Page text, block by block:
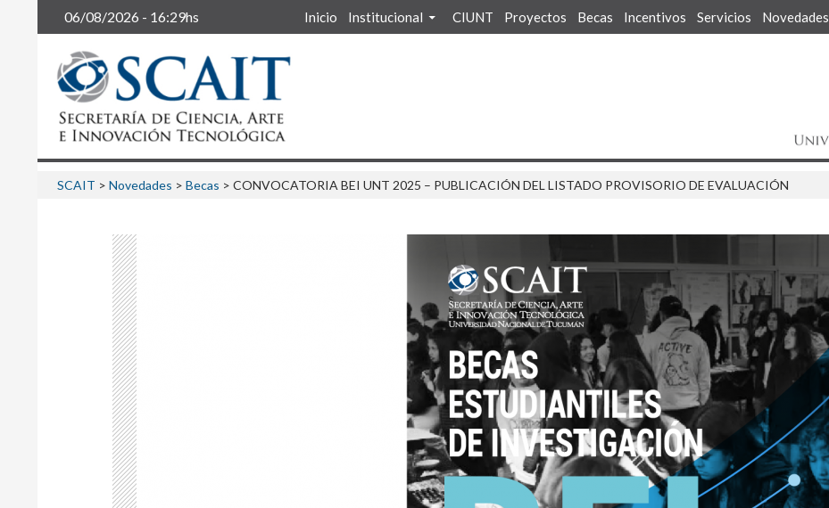
06/08/2026 - 16:29hs
Buscar Inicio Institucional CIUNT Proyectos Becas Incentivos Servicios Novedades
SCAIT > Novedades > Becas > CONVOCATORIA BEI UNT 2025 – PUBLICACIÓN DEL LISTADO PROVISORIO DE EVALUACIÓN